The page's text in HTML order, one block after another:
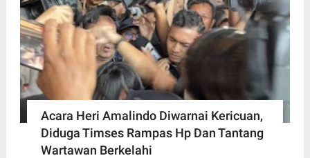
Acara Heri Amalindo Diwarnai Kericuan,
Diduga Timses Rampas Hp Dan Tantang
Wartawan Berkelahi